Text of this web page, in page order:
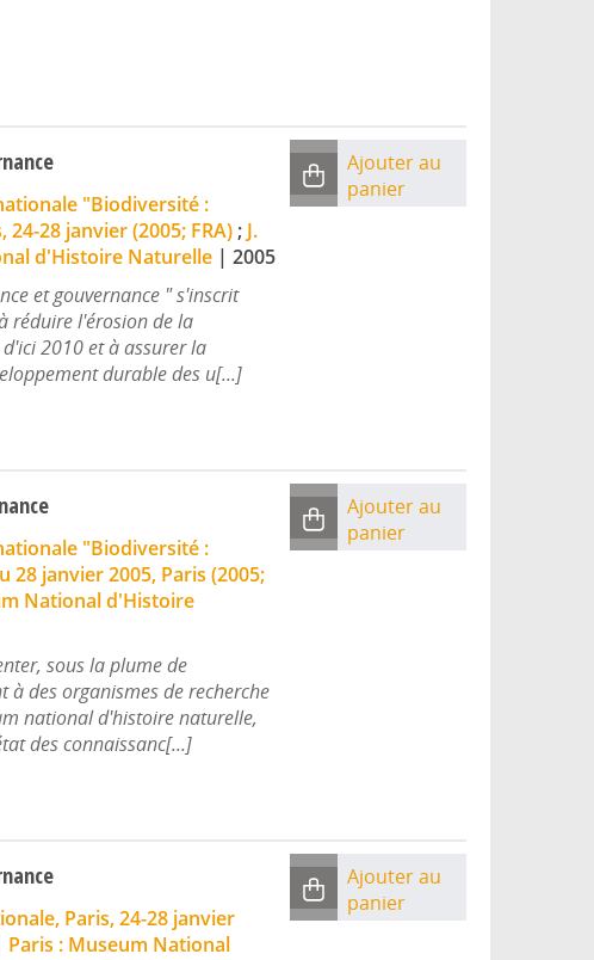
"Biodiversité :
28 janvier (2005; FRA); J.
d'Histoire Naturelle| 2005
et gouvernance " s'inscrit
réduire l'érosion de la
2010 et à assurer la
durable des u[...]
Ajouter au
panier
"Biodiversité :
28 janvier 2005, Paris (2005;
National d'Histoire
sous la plume de
des organismes de recherche
national d'histoire naturelle,
des connaissanc[...]
Ajouter au
panier
Paris, 24-28 janvier
Paris : Museum National
Ajouter au
panier